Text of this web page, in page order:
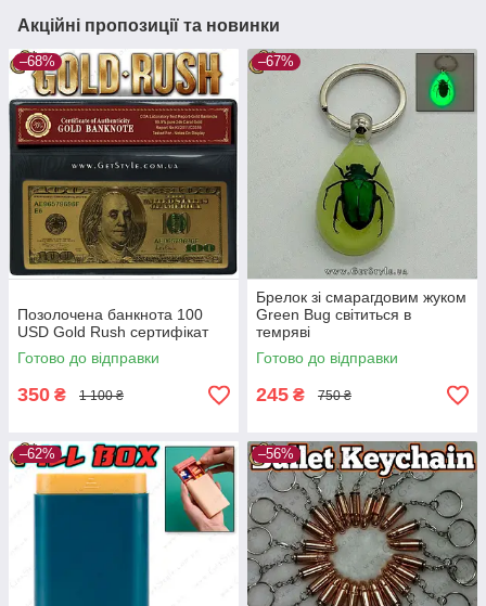
Акційні пропозиції та новинки
–68%
Позолочена банкнота 100
USD Gold Rush сертифікат
Готово до відправки
350 ₴ 1 100 ₴
–67%
Брелок зі смарагдовим жуком
Green Bug світиться в
темряві
Готово до відправки
245 ₴ 750 ₴
–62% –56%